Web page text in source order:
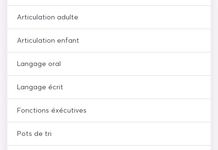
Articulation adulte
Articulation enfant
Langage oral
Langage écrit
Fonctions éxécutives
Pots de tri